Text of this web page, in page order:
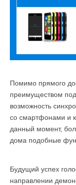
Помимо прямого
преимуществом
возможность
со смартфонами и
данный момент,
дома подобные
Будущий успех
направлении